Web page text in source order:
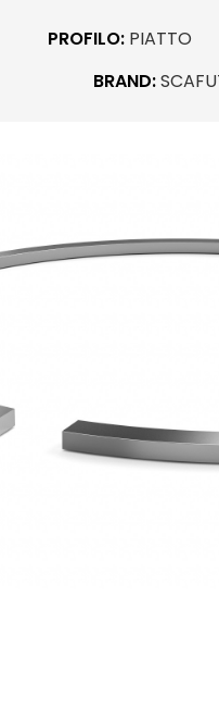
PROFILO: PIATTO
BRAND: